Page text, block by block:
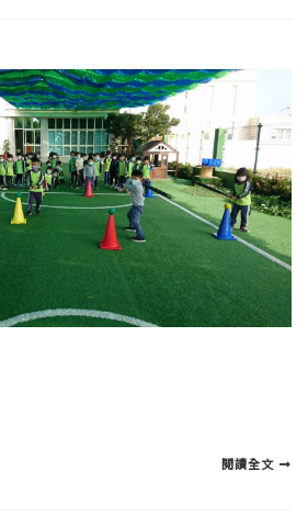
閱讀全文